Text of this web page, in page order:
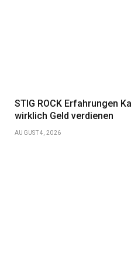
STIG ROCK Erfahrungen
wirklich Geld verdienen
AUGUST 4, 2026